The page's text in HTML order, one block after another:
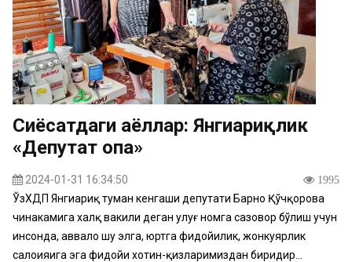
Сиёсатдаги аёллар: Янгиариқлик
«Депутат опа»
2024-01-31 16:34:50 1995
ЎзХДП Янгиариқ туман кенгаши депутати Барно Қўчқорова
чинакамига халқ вакили деган улуғ номга сазовор бўлиш учун
инсонда, аввало шу элга, юртга фидойилик, жонкуярлик
салоҳияига эга фидойи хотин-қизларимиздан биридир...